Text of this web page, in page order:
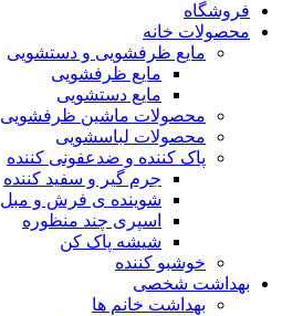
فروشگاه
محصولات خانه
مایع ظرفشویی و دستشویی
مایع ظرفشویی
مایع دستشویی
محصولات ماشین ظرفشویی
محصولات لباسشویی
پاک کننده و ضدعفونی کننده
جرم گیر و سفید کننده
شوینده ی فرش و مبل
اسپری چند منظوره
شیشه پاک کن
خوشبو کننده
بهداشت شخصی
بهداشت خانم ها